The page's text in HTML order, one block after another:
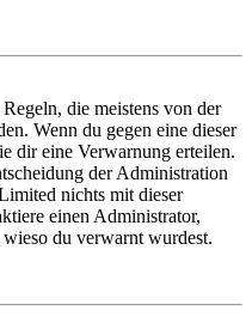
die meistens von der
Wenn du gegen eine dieser
dir eine Verwarnung erteilen.
der Administration
nichts mit dieser
einen Administrator,
du verwarnt wurdest.